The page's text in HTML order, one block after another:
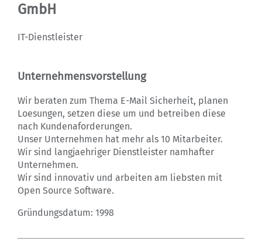
GmbH
IT-Dienstleister
Unternehmensvorstellung
Wir beraten zum Thema E-Mail Sicherheit, planen
Loesungen, setzen diese um und betreiben diese
nach Kundenaforderungen.
Unser Unternehmen hat mehr als 10 Mitarbeiter.
Wir sind langjaehriger Dienstleister namhafter
Unternehmen.
Wir sind innovativ und arbeiten am liebsten mit
Open Source Software.
Gründungsdatum: 1998